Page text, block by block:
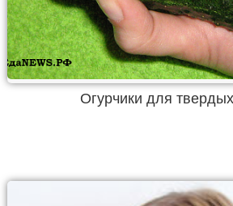
Огурчики для